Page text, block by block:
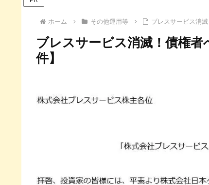
ホーム その他運用等 ブレスサービス消
ブレスサービス消滅！債権
件】